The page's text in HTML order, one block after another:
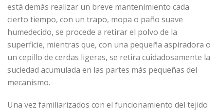
está demás realizar un breve mantenimiento cada
cierto tiempo, con un trapo, mopa o paño suave
humedecido, se procede a retirar el polvo de la
superficie, mientras que, con una pequeña aspiradora o
un cepillo de cerdas ligeras, se retira cuidadosamente la
suciedad acumulada en las partes más pequeñas del
mecanismo.
Una vez familiarizados con el funcionamiento del tejido